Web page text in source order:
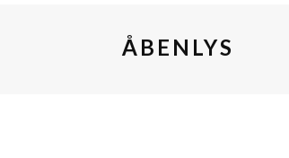
ÅBENLYS